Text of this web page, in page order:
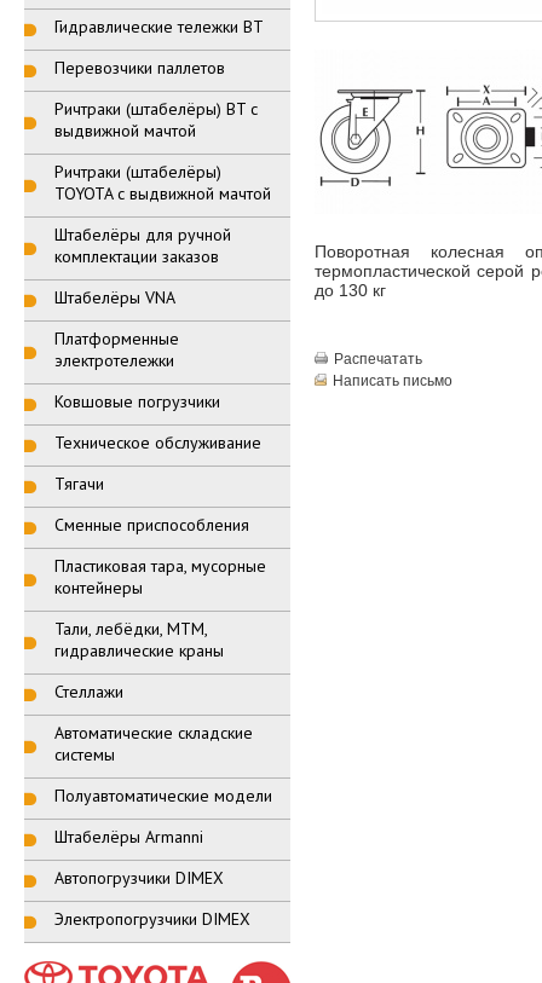
Гидравлические тележки BT
Перевозчики паллетов
Ричтраки (штабелёры) BT с
выдвижной мачтой
Ричтраки (штабелёры)
TOYOTA с выдвижной мачтой
Штабелёры для ручной
комплектации заказов
Штабелёры VNA
Платформенные
электротележки
Ковшовые погрузчики
Техническое обслуживание
Тягачи
Сменные приспособления
Пластиковая тара, мусорные
контейнеры
Тали, лебёдки, МТМ,
гидравлические краны
Стеллажи
Автоматические складские
системы
Полуавтоматические модели
Штабелёры Armanni
Автопогрузчики DIMEX
Электропогрузчики DIMEX
Поворотная колесная
термопластической серой
до 130 кг
Распечатать
Написать письмо